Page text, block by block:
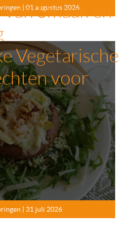
| 01 augustus 2026
Smaak en
| 31 juli 2026
Vegetarische
voor